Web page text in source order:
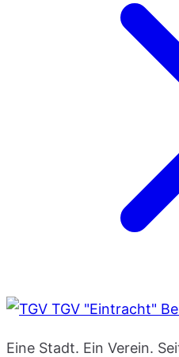
TGV "Eintracht"
Eine Stadt. Ein Verein.